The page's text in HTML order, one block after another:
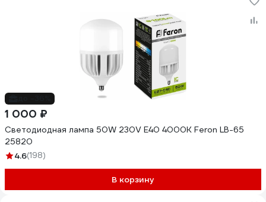
1 000 ₽
Светодиодная лампа 50W 230V E40 4000K Feron LB-65
25820
4.6(198)
В корзину